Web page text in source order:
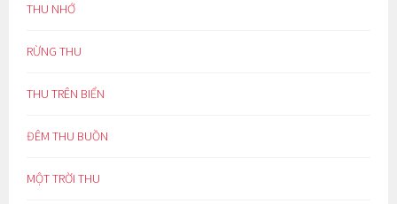
THU NHỚ
RỪNG THU
THU TRÊN BIỂN
ĐÊM THU BUỒN
MỘT TRỜI THU